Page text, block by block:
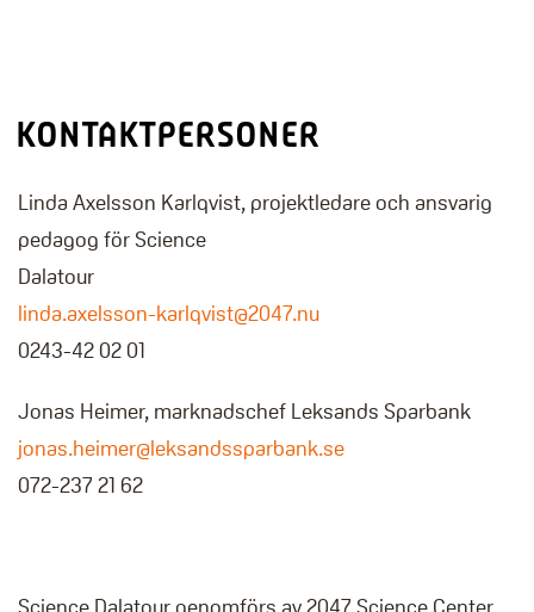
KONTAKTPERSONER
Linda Axelsson Karlqvist, projektledare och ansvarig
pedagog för Science
Dalatour
linda.axelsson-karlqvist@2047.nu
0243-42 02 01
Jonas Heimer, marknadschef Leksands Sparbank
jonas.heimer@leksandssparbank.se
072-237 21 62
Science Dalatour genomförs av 2047 Science Center